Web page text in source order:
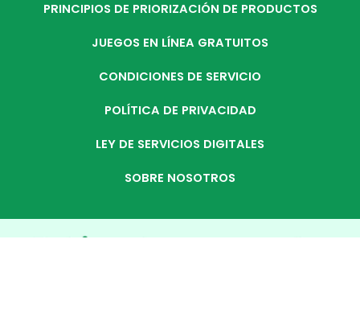
PRINCIPIOS DE PRIORIZACIÓN DE PRODUCTOS
JUEGOS EN LÍNEA GRATUITOS
CONDICIONES DE SERVICIO
POLÍTICA DE PRIVACIDAD
LEY DE SERVICIOS DIGITALES
SOBRE NOSOTROS